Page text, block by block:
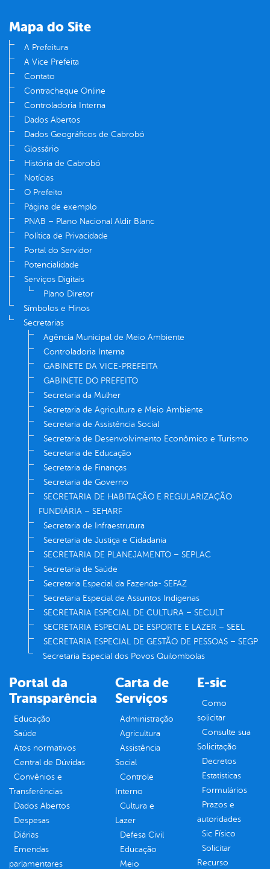
Mapa do Site
A Prefeitura
A Vice Prefeita
Contato
Contracheque Online
Controladoria Interna
Dados Abertos
Dados Geográficos de Cabrobó
Glossário
História de Cabrobó
Notícias
O Prefeito
Página de exemplo
PNAB – Plano Nacional Aldir Blanc
Política de Privacidade
Portal do Servidor
Potencialidade
Serviços Digitais
Plano Diretor
Símbolos e Hinos
Secretarias
Agência Municipal de Meio Ambiente
Controladoria Interna
GABINETE DA VICE-PREFEITA
GABINETE DO PREFEITO
Secretaria da Mulher
Secretaria de Agricultura e Meio Ambiente
Secretaria de Assistência Social
Secretaria de Desenvolvimento Econômico e Turismo
Secretaria de Educação
Secretaria de Finanças
Secretaria de Governo
SECRETARIA DE HABITAÇÃO E REGULARIZAÇÃO
FUNDIÁRIA – SEHARF
Secretaria de Infraestrutura
Secretaria de Justiça e Cidadania
SECRETARIA DE PLANEJAMENTO – SEPLAC
Secretaria de Saúde
Secretaria Especial da Fazenda- SEFAZ
Secretaria Especial de Assuntos Indígenas
SECRETARIA ESPECIAL DE CULTURA – SECULT
SECRETARIA ESPECIAL DE ESPORTE E LAZER – SEEL
SECRETARIA ESPECIAL DE GESTÃO DE PESSOAS – SEGP
Secretaria Especial dos Povos Quilombolas
Portal da
Transparência
Educação
Saúde
Atos normativos
Central de Dúvidas
Convênios e
Transferências
Dados Abertos
Despesas
Diárias
Emendas
parlamentares
Carta de
Serviços
Administração
Agricultura
Assistência
Social
Controle
Interno
Cultura e
Lazer
Defesa Civil
Educação
Meio
E-sic
Como
solicitar
Consulte sua
Solicitação
Decretos
Estatísticas
Formulários
Prazos e
autoridades
Sic Físico
Solicitar
Recurso